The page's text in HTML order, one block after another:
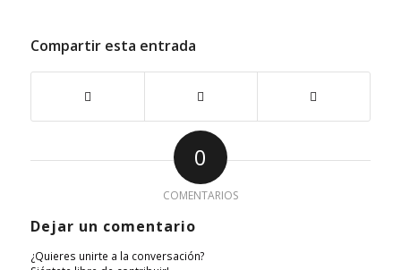
Compartir esta entrada
0
COMENTARIOS
Dejar un comentario
¿Quieres unirte a la conversación?